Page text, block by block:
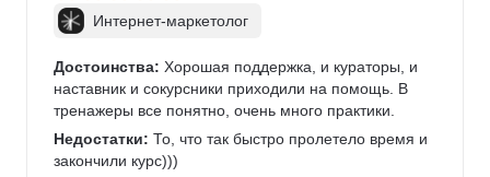
Интернет-маркетолог
Достоинства: Хорошая поддержка, и кураторы, и
наставник и сокурсники приходили на помощь. В
тренажеры все понятно, очень много практики.
Недостатки: То, что так быстро пролетело время и
закончили курс)))